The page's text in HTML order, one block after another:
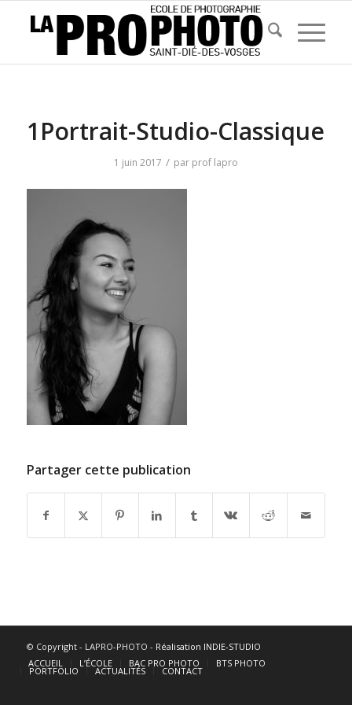
1Portrait-Studio-Classique
1 juin 2017 / par prof lapro
Partager cette publication
© Copyright - LAPRO-PHOTO - Réalisation INDIE-STUDIO
ACCUEIL
L’ÉCOLE BAC PRO PHOTO BTS PHOTO
PORTFOLIO ACTUALITÉS CONTACT